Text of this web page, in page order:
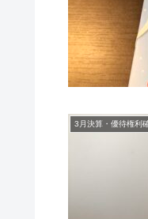
3月決算・優待権利